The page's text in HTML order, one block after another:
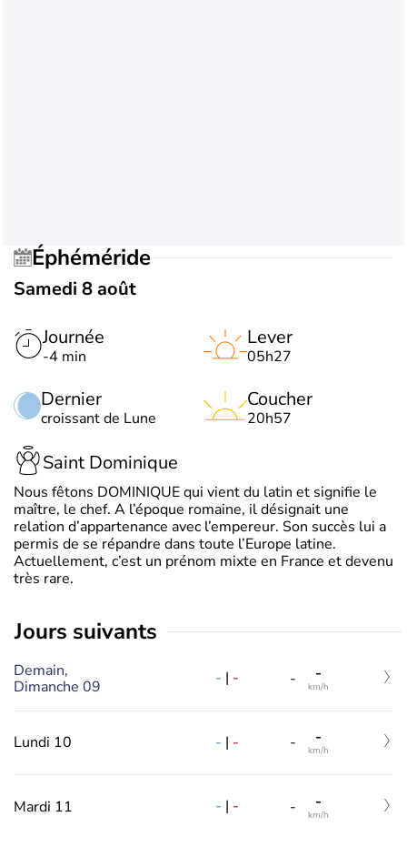
Éphéméride
Samedi 8 août
Journée
-4 min
Dernier
croissant de Lune
Lever
05h27
Coucher
20h57
Saint Dominique
Nous fêtons DOMINIQUE qui vient du latin et signifie le
maître, le chef. A l’époque romaine, il désignait une
relation d’appartenance avec l’empereur. Son succès lui a
permis de se répandre dans toute l’Europe latine.
Actuellement, c’est un prénom mixte en France et devenu
très rare.
jours suivants
Demain,
Dimanche 09
- | - - -
km/h
Lundi 10 - | - - -
km/h
Mardi 11 - | - - -
km/h